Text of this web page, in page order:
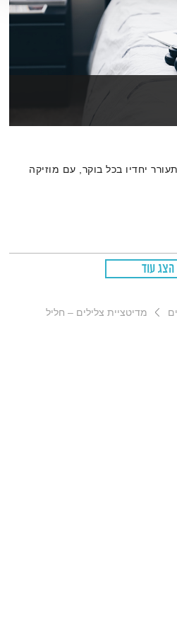
יחדיו בכל בוקר, עם מוזיקה
הצג עוד
מדיטציית צלילים – חליל